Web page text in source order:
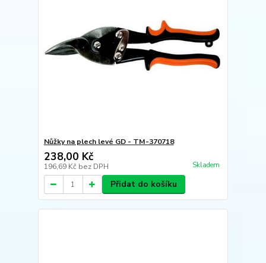
Nůžky na plech levé GD - TM-370718
238,00 Kč
196,69 Kč bez DPH Skladem
Přidat do košíku